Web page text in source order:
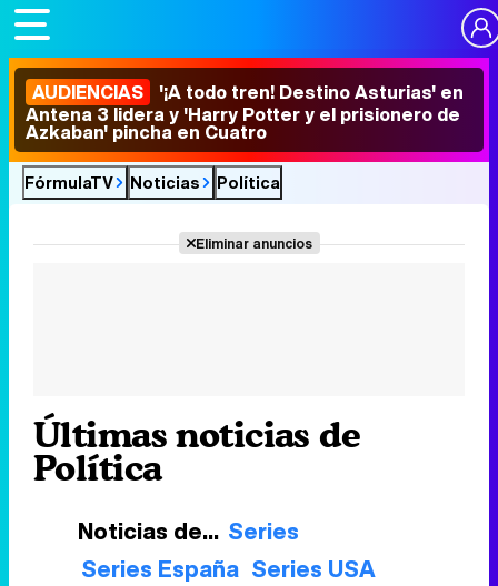
AUDIENCIAS '¡A todo tren! Destino Asturias' en
Antena 3 lidera y 'Harry Potter y el prisionero de
Azkaban' pincha en Cuatro
FórmulaTV Noticias Política
Eliminar anuncios
Últimas noticias de
Política
Noticias de... Series
Series España Series USA